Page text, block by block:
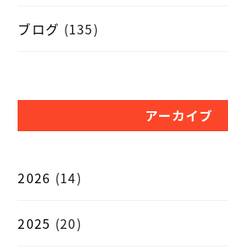
ブログ (135)
アーカイブ
2026 (14)
2025 (20)